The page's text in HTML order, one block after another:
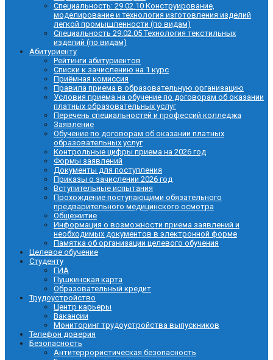
Специальность: 29.02.10 Конструирование,
моделирование и технология изготовления изделий
легкой промышленности (по видам)
Специальность 29.02.05 Технология текстильных
изделий (по видам)
Абитуриенту
Рейтинги абитуриентов
Списки к зачислению на 1 курс
Приёмная комиссия
Правила приема в образовательную организацию
Условия приема на обучение по договорам об оказании
платных образовательных услуг
Перечень специальностей и профессий колледжа
Заявление
Обучение по договорам об оказании платных
образовательных услуг
Контрольные цифры приема на 2026 год
Формы заявлений
Документы для поступления
Приказы о зачислении 2026 год
Вступительные испытания
Прохождение поступающими обязательного
предварительного медицинского осмотра
Общежитие
Информация о возможности приема заявлений и
необходимых документов в электронной форме
Памятка об организации целевого обучения
Целевое обучение
Студенту
ГИА
Пушкинская карта
Образовательный кредит
Трудоустройство
Центр карьеры
Вакансии
Мониторинг трудоустройства выпускников
Телефон доверия
Безопасность
Антитеррористическая безопасность